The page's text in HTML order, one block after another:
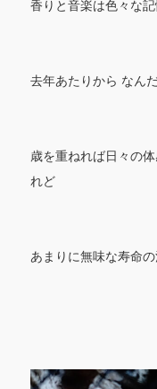
香りと音楽は色々な
去年あたりから なん
歳を重ねれば日々の
れど
あまりに無味な寿命